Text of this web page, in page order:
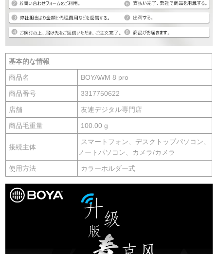
基本的な情報
商品名 BOYAWM 8 pro
商品番号 3317750622
店舗 友連デジタル専門店
商品毛重量 100.00 g
接続主体
スマートフォン、デスクトップパソコン、
ノートパソコン、カメラ/カメラ
使用方法 カラーホルダー式